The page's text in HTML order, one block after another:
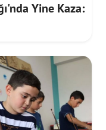
Yine Kaza: